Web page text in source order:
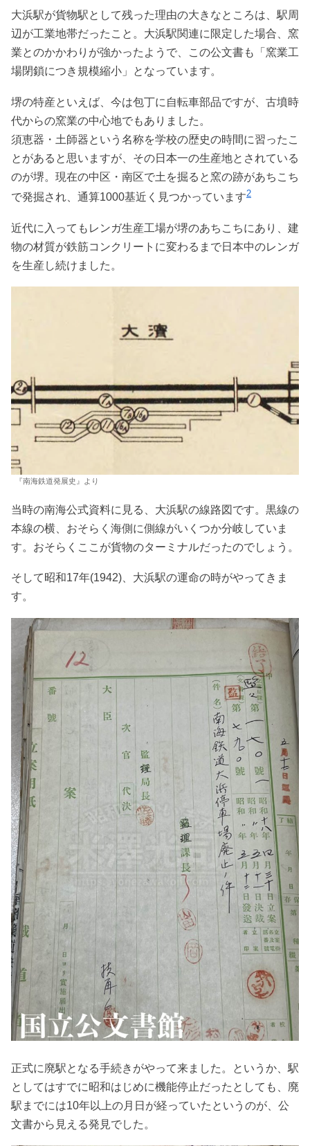
大浜駅が貨物駅として残った理由の大きなところは、駅周
辺が工業地帯だったこと。大浜駅関連に限定した場合、窯
業とのかかわりが強かったようで、この公文書も「窯業工
場閉鎖につき規模縮小」となっています。
堺の特産といえば、今は包丁に自転車部品ですが、古墳時
代からの窯業の中心地でもありました。
須恵器・土師器という名称を学校の歴史の時間に習ったこ
とがあると思いますが、その日本一の生産地とされている
のが堺。現在の中区・南区で土を掘ると窯の跡があちこち
で発掘され、通算1000基近く見つかっています2
近代に入ってもレンガ生産工場が堺のあちこちにあり、建
物の材質が鉄筋コンクリートに変わるまで日本中のレンガ
を生産し続けました。
『南海鉄道発展史』より
当時の南海公式資料に見る、大浜駅の線路図です。黒線の
本線の横、おそらく海側に側線がいくつか分岐していま
す。おそらくここが貨物のターミナルだったのでしょう。
そして昭和17年(1942)、大浜駅の運命の時がやってきま
す。
正式に廃駅となる手続きがやって来ました。というか、駅
としてはすでに昭和はじめに機能停止だったとしても、廃
駅までには10年以上の月日が経っていたというのが、公
文書から見える発見でした。